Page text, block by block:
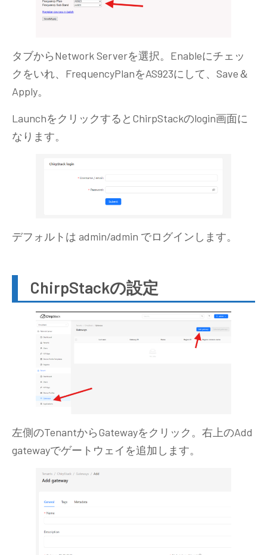
タブからNetwork Serverを選択。Enableにチェッ
クをいれ、FrequencyPlanをAS923にして、Save＆
Apply。
LaunchをクリックするとChirpStackのlogin画面に
なります。
デフォルトは admin/admin でログインします。
ChirpStackの設定
左側のTenantからGatewayをクリック。右上のAdd
gatewayでゲートウェイを追加します。